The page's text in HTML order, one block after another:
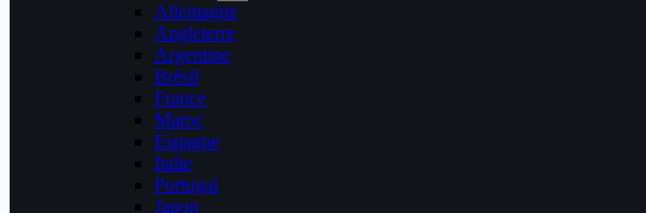
Allemagne
Angleterre
Argentine
Brésil
France
Maroc
Espagne
Italie
Portugal
Japon